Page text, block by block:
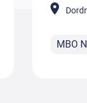
MBO